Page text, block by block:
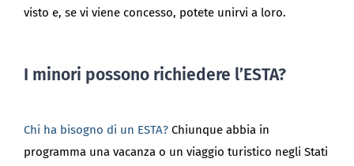
visto e, se vi viene concesso, potete unirvi a loro.
I minori possono richiedere l’ESTA?
Chi ha bisogno di un ESTA?Chiunque abbia in
programma una vacanza o un viaggio turistico negli Stati